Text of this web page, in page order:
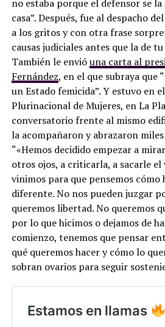
no estaba porque el defensor se la
casa”. Después, fue al despacho
a los gritos y con otra frase
causas judiciales antes que la de tu
También le envióuna carta al
Fernández, en el que subraya que
un Estado femicida”. Y estuvo en
Plurinacional de Mujeres, en La
conversatorio frente al mismo
la acompañaron y abrazaron
“«Hemos decidido empezar a
otros ojos, a criticarla, a sacarle el
vinimos para que pensemos cómo
diferente. No nos pueden juzgar
queremos libertad. No queremos
por lo que hicimos o dejamos de
comienzo, tenemos que pensar
qué queremos hacer y cómo lo
sobran ovarios para seguir